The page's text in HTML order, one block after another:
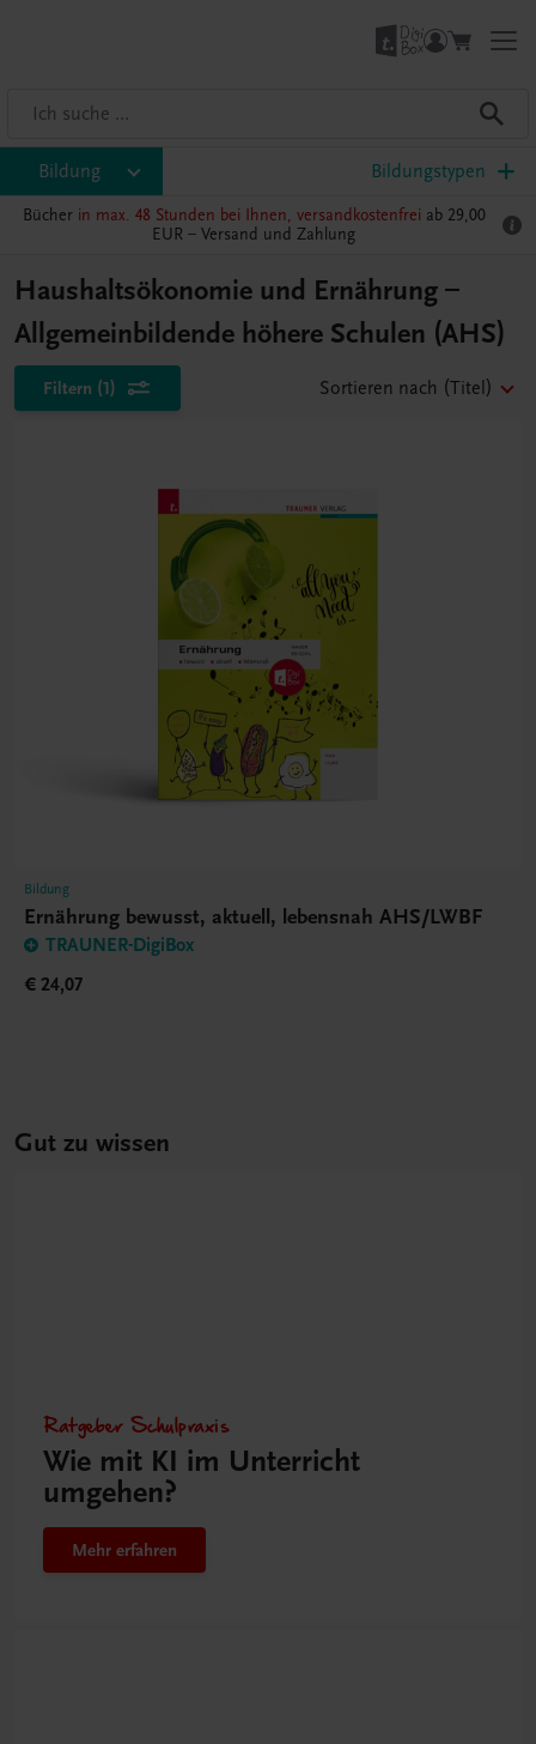
Bildung Bildungstypen
Bücher in max. 48 Stunden bei Ihnen, versandkostenfrei ab 29,00
EUR – Versand und Zahlung
Haushaltsökonomie und Ernährung –
Allgemeinbildende höhere Schulen (AHS)
Filtern (1) Sortieren nach (Titel)
Bildung
Ernährung bewusst, aktuell, lebensnah AHS/LWBF
TRAUNER-DigiBox
€ 24,07
Gut zu wissen
Ratgeber Schulpraxis
Wie mit KI im Unterricht
umgehen?
Mehr erfahren